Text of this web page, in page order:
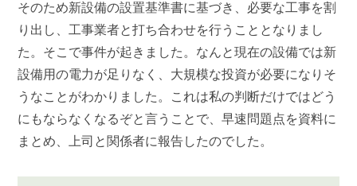
そのため新設備の設置基準書に基づき、必要な工事を割
り出し、工事業者と打ち合わせを行うこととなりまし
た。そこで事件が起きました。なんと現在の設備では新
設備用の電力が足りなく、大規模な投資が必要になりそ
うなことがわかりました。これは私の判断だけではどう
にもならなくなるぞと言うことで、早速問題点を資料に
まとめ、上司と関係者に報告したのでした。